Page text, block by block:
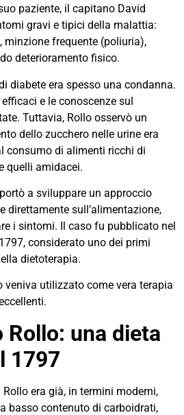
paziente, il capitano David
gravi e tipici della malattia:
minzione frequente (poliuria),
deterioramento fisico.
diabete era spesso una condanna.
e le conoscenze sul
Tuttavia, Rollo osservò un
dello zucchero nelle urine era
consumo di alimenti ricchi di
quelli amidacei.
a sviluppare un approccio
direttamente sull’alimentazione,
i sintomi. Il caso fu pubblicato nel
considerato uno dei primi
dietoterapia.
veniva utilizzato come vera terapia
una dieta
1797
era già, in termini moderni,
basso contenuto di carboidrati,